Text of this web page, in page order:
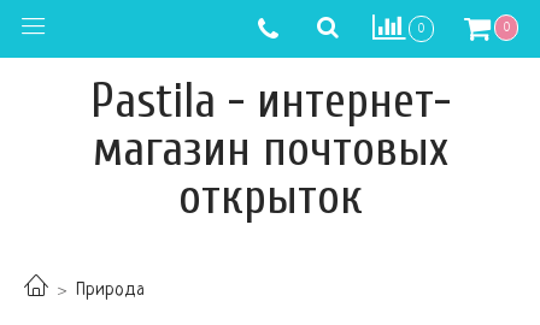
0 0
Pastila - интернет-
магазин почтовых
открыток
Природа